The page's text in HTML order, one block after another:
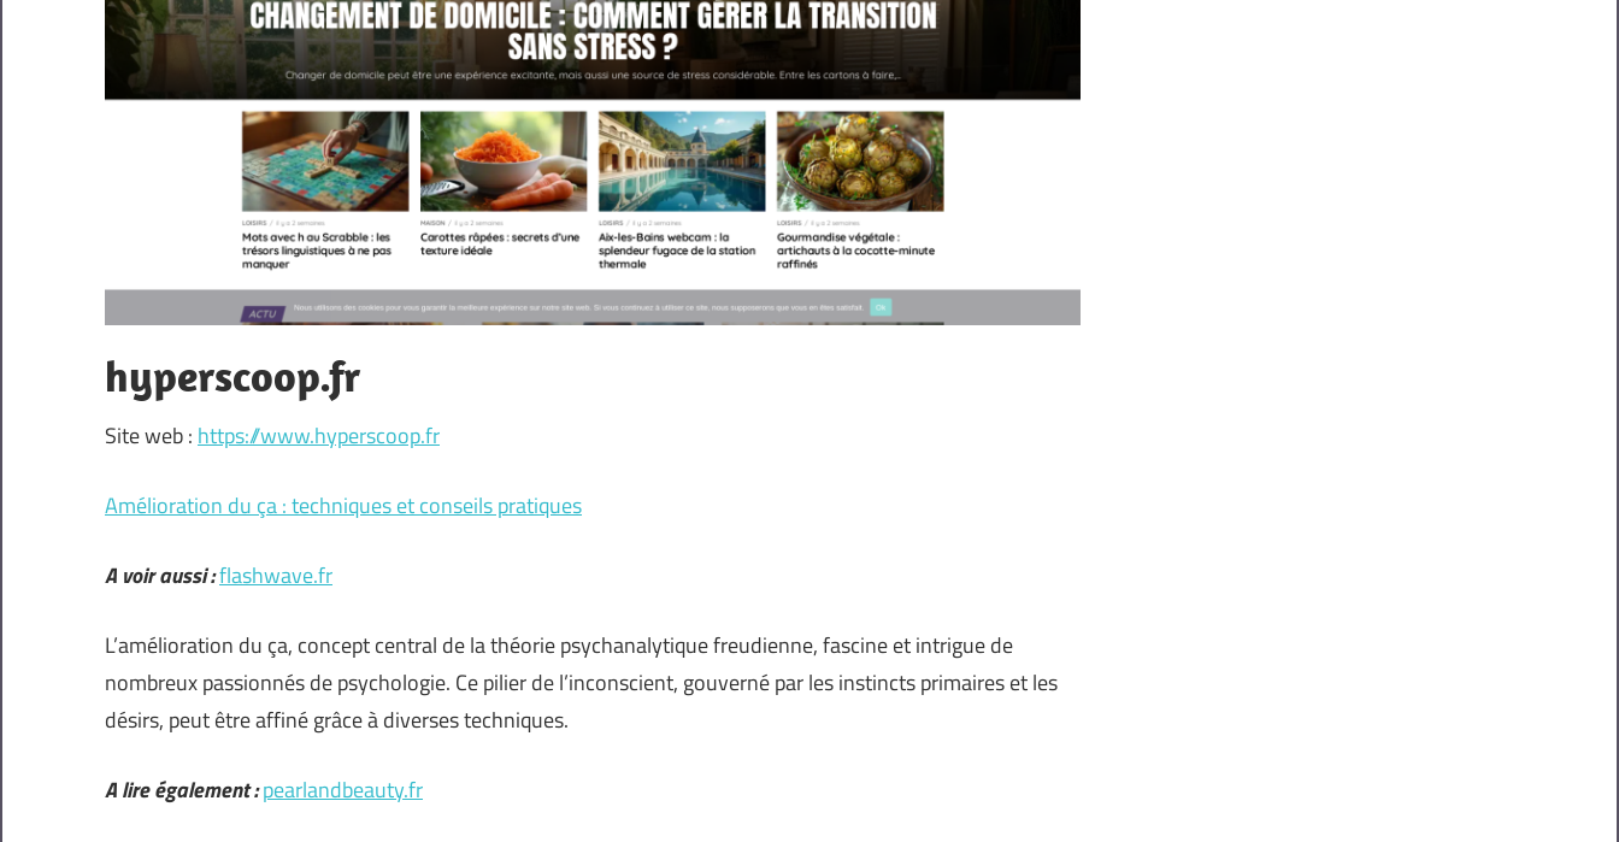
hyperscoop.fr
Site web : https://www.hyperscoop.fr
Amélioration du ça : techniques et conseils pratiques
A voir aussi :flashwave.fr
L’amélioration du ça, concept central de la théorie psychanalytique freudienne, fascine et intrigue de
nombreux passionnés de psychologie. Ce pilier de l’inconscient, gouverné par les instincts primaires et les
désirs, peut être affiné grâce à diverses techniques.
A lire également :pearlandbeauty.fr